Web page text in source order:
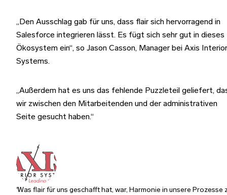
„Den Ausschlag gab für uns, dass flair sich hervorragend in
Salesforce integrieren lässt. Es fügt sich sehr gut in dieses
Ökosystem ein“, so Jason Casson, Manager bei Axis Interior
Systems.
„Außerdem hat es uns das fehlende Puzzleteil geliefert,
wir zwischen den Mitarbeitenden und der administrativen
Seite gesucht haben.“
Was flair für uns geschafft hat, war, Harmonie in unsere Prozesse